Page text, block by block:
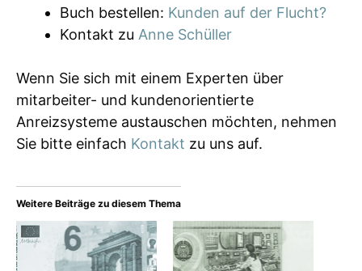
Buch bestellen: Kunden auf der Flucht?
Kontakt zu Anne Schüller
Wenn Sie sich mit einem Experten über
mitarbeiter- und kundenorientierte
Anreizsysteme austauschen möchten, nehmen
Sie bitte einfach Kontakt zu uns auf.
Weitere Beiträge zu diesem Thema